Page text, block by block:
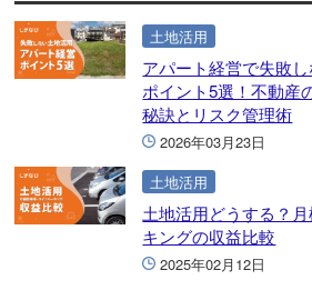
土地活用
アパート経営で失敗
ポイント5選！不動産
秘訣とリスク管理術
2026年03月23日
土地活用
土地活用どうする？
キングの収益比較
2025年02月12日